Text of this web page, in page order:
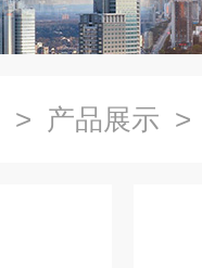
> 产品展示